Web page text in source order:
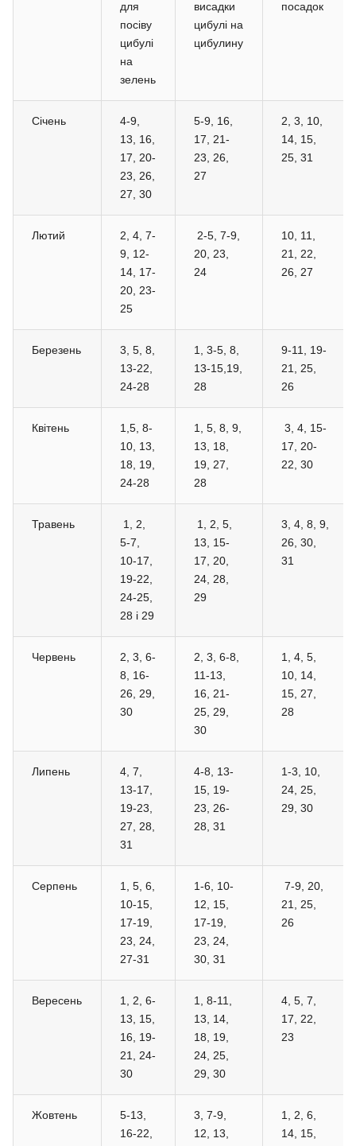
для
посіву
цибулі
на
зелень
висадки
цибулі на
цибулину
посадок
Січень
4-9,
13, 16,
17, 20-
23, 26,
27, 30
5-9, 16,
17, 21-
23, 26,
27
2, 3, 10,
14, 15,
25, 31
Лютий
2, 4, 7-
9, 12-
14, 17-
20, 23-
25
2-5, 7-9,
20, 23,
24
10, 11,
21, 22,
26, 27
Березень
3, 5, 8,
13-22,
24-28
1, 3-5, 8,
13-15,19,
28
9-11, 19-
21, 25,
26
Квітень
1,5, 8-
10, 13,
18, 19,
24-28
1, 5, 8, 9,
13, 18,
19, 27,
28
3, 4, 15-
17, 20-
22, 30
Травень
1, 2,
5-7,
10-17,
19-22,
24-25,
28 і 29
1, 2, 5,
13, 15-
17, 20,
24, 28,
29
3, 4, 8, 9,
26, 30,
31
Червень
2, 3, 6-
8, 16-
26, 29,
30
2, 3, 6-8,
11-13,
16, 21-
25, 29,
30
1, 4, 5,
10, 14,
15, 27,
28
Липень
4, 7,
13-17,
19-23,
27, 28,
31
4-8, 13-
15, 19-
23, 26-
28, 31
1-3, 10,
24, 25,
29, 30
Серпень
1, 5, 6,
10-15,
17-19,
23, 24,
27-31
1-6, 10-
12, 15,
17-19,
23, 24,
30, 31
7-9, 20,
21, 25,
26
Вересень
1, 2, 6-
13, 15,
16, 19-
21, 24-
30
1, 8-11,
13, 14,
18, 19,
24, 25,
29, 30
4, 5, 7,
17, 22,
23
Жовтень
5-13,
16-22,
3, 7-9,
12, 13,
1, 2, 6,
14, 15,